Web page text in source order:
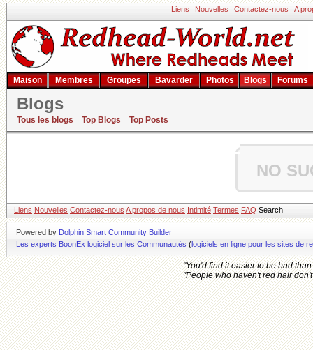
Liens Nouvelles Contactez-nous A
Maison Membres Groupes Bavarder Photos Blogs Forums
Blogs
Tous les blogs Top Blogs Top Posts
_NO
Liens Nouvelles Contactez-nous A propos de nous Intimité Termes FAQ Search
Powered by Dolphin Smart Community Builder
Les experts BoonEx logiciel sur les Communautés (logiciels en ligne pour les sites de
"You'd find it easier to be bad
"People who haven't red hair